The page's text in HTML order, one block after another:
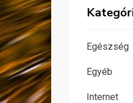
Egészség
Egyéb
Internet